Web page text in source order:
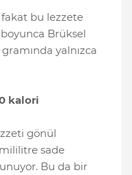
fakat bu lezzete
Brüksel
yalnızca
kalori
gönül
sade
Bu da bir